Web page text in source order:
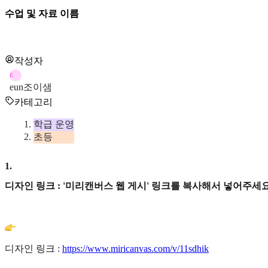
수업 및 자료 이름
작성자
E
eun조이샘
카테고리
학급 운영
초등
1.
디자인 링크 : '미리캔버스 웹 게시' 링크를 복사해서 넣어주세
디자인 링크 : https://www.miricanvas.com/v/11sdhik